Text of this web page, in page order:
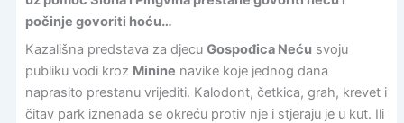
počinje govoriti hoću…
Kazališna predstava za djecu Gospođica Neću svoju
publiku vodi kroz Minine navike koje jednog dana
naprasito prestanu vrijediti. Kalodont, četkica, grah, krevet i
čitav park iznenada se okreću protiv nje i stjeraju je u kut. Ili